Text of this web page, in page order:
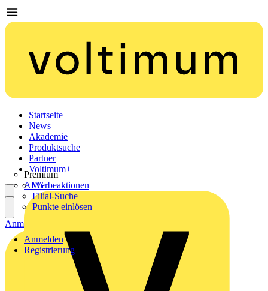
Startseite
News
Akademie
Produktsuche
Partner
Premium
AEG
Voltimum+
Werbeaktionen
Filial-Suche
Punkte einlösen
Anmelden
Registrierung
Anmelden